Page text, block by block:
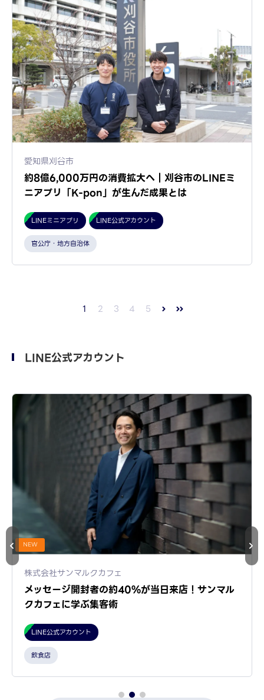
愛知県刈谷市
約8億6,000万円の消費拡大へ｜刈谷市のLINEミ
ニアプリ「K-pon」が生んだ成果とは
LINEミニアプリ LINE公式アカウント
官公庁・地方自治体
1 2 3 4 5
LINE公式アカウント
NEW
株式会社サンマルクカフェ
メッセージ開封者の約40%が当日来店！サンマル
クカフェに学ぶ集客術
LINE公式アカウント
飲食店